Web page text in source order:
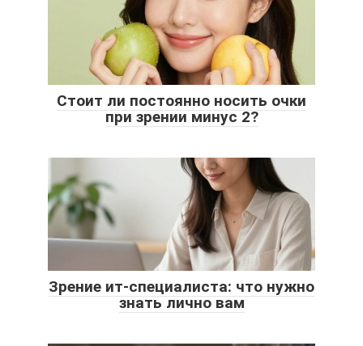
Стоит ли постоянно носить очки
при зрении минус 2?
Зрение ит-специалиста: что нужно
знать лично вам